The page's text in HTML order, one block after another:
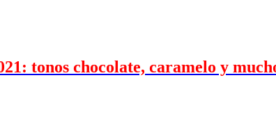
tonos chocolate, caramelo y